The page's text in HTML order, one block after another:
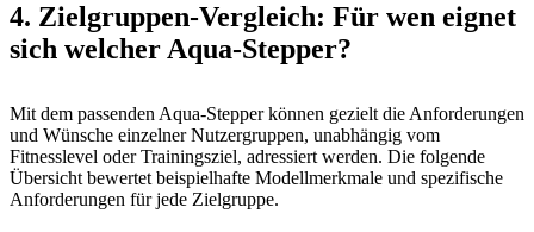
4. Zielgruppen-Vergleich: Für wen eignet
sich welcher Aqua-Stepper?
Mit dem passenden Aqua-Stepper können gezielt die Anforderungen
und Wünsche einzelner Nutzergruppen, unabhängig vom
Fitnesslevel oder Trainingsziel, adressiert werden. Die folgende
Übersicht bewertet beispielhafte Modellmerkmale und spezifische
Anforderungen für jede Zielgruppe.